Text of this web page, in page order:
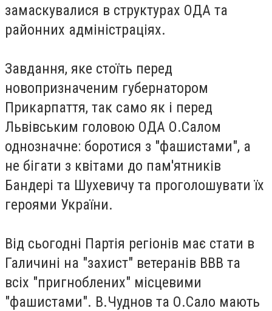
замаскувалися в структурах ОДА та
районних адміністраціях.
Завдання, яке стоїть перед
новопризначеним губернатором
Прикарпаття, так само як і перед
Львівським головою ОДА О.Салом
однозначне: боротися з "фашистами", а
не бігати з квітами до пам'ятників
Бандері та Шухевичу та проголошувати їх
героями України.
Від сьогодні Партія регіонів має стати в
Галичині на "захист" ветеранів ВВВ та
всіх "пригноблених" місцевими
"фашистами". В.Чуднов та О.Сало мають